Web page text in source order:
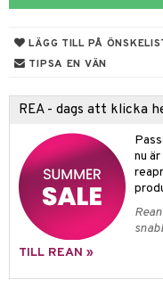
LÄGG TILL PÅ
TIPSA EN VÄN
REA - dags att klicka
nu
TILL REAN »
& nötter
& buljong
fot
K